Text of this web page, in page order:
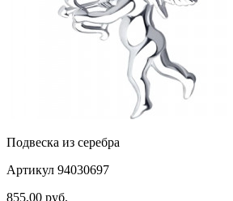
Подвеска из серебра
Артикул 94030697
855,00 руб.